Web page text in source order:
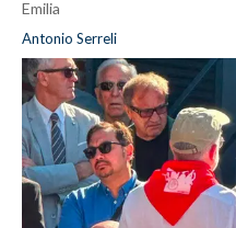
Emilia
Antonio Serreli